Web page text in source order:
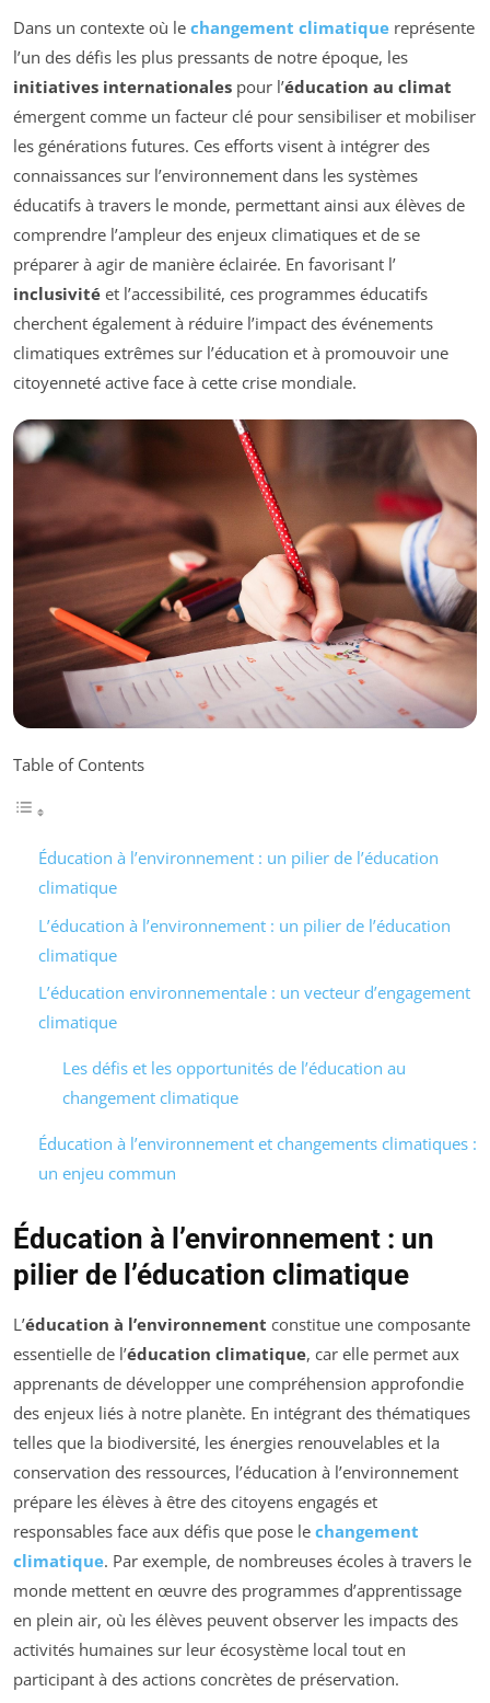
Dans un contexte où le changement climatique représente
l’un des défis les plus pressants de notre époque, les
initiatives internationales pour l’éducation au climat
émergent comme un facteur clé pour sensibiliser et mobiliser
les générations futures. Ces efforts visent à intégrer des
connaissances sur l’environnement dans les systèmes
éducatifs à travers le monde, permettant ainsi aux élèves de
comprendre l’ampleur des enjeux climatiques et de se
préparer à agir de manière éclairée. En favorisant l’
inclusivité et l’accessibilité, ces programmes éducatifs
cherchent également à réduire l’impact des événements
climatiques extrêmes sur l’éducation et à promouvoir une
citoyenneté active face à cette crise mondiale.
Table of Contents
Éducation à l’environnement : un pilier de l’éducation
climatique
L’éducation à l’environnement : un pilier de l’éducation
climatique
L’éducation environnementale : un vecteur d’engagement
climatique
Les défis et les opportunités de l’éducation au
changement climatique
Éducation à l’environnement et changements climatiques :
un enjeu commun
Éducation à l’environnement : un
pilier de l’éducation climatique
L’éducation à l’environnement constitue une composante
essentielle de l’éducation climatique, car elle permet aux
apprenants de développer une compréhension approfondie
des enjeux liés à notre planète. En intégrant des thématiques
telles que la biodiversité, les énergies renouvelables et la
conservation des ressources, l’éducation à l’environnement
prépare les élèves à être des citoyens engagés et
responsables face aux défis que pose le changement
climatique. Par exemple, de nombreuses écoles à travers le
monde mettent en œuvre des programmes d’apprentissage
en plein air, où les élèves peuvent observer les impacts des
activités humaines sur leur écosystème local tout en
participant à des actions concrètes de préservation.